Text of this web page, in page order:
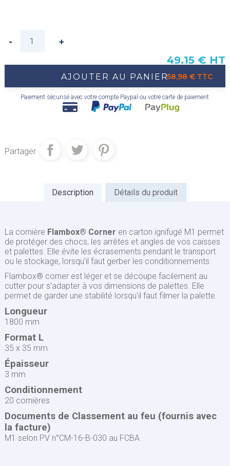
49.15 € HT
58,98 € TTC
AJOUTER AU PANIER
Paiement sécurisé avec votre compte Paypal ou votre carte de paiement
Partager
Description Détails du produit
La cornière Flambox® Corner en carton ignifugé M1 permet
de protéger des chocs, les arrêtes et angles de vos caisses
et palettes. Elle évite les écrasements pendant le transport
ou le stockage, lorsqu'il faut gerber les conditionnements.
Flambox® corner est léger et se découpe facilement au
cutter pour s'adapter à vos dimensions de palettes. Elle
permet de garder une stabilité lorsqu'il faut filmer la palette.
Longueur
1800 mm
Format L
35 x 35 mm
Épaisseur
3 mm
Conditionnement
20 cornières
Documents de Classement au feu (fournis avec
la facture)
M1 selon PV n°CM-16-B-030 au FCBA